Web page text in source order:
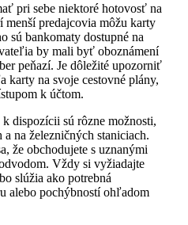
pri sebe niektoré hotovosť na
menší predajcovia môžu karty
sú bankomaty dostupné na
by mali byť oboznámení
peňazí. Je dôležité upozorniť
karty na svoje cestovné plány,
k účtom.
dispozícii sú rôzne možnosti,
na železničných staniciach.
že obchodujete s uznanými
Vždy si vyžiadajte
slúžia ako potrebná
alebo pochýbností ohľadom